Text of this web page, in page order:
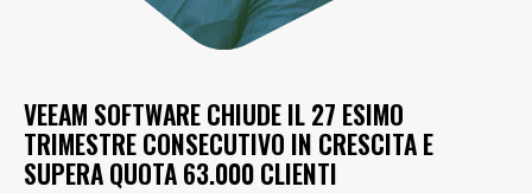
VEEAM SOFTWARE CHIUDE IL 27 ESIMO
TRIMESTRE CONSECUTIVO IN CRESCITA E
SUPERA QUOTA 63.000 CLIENTI